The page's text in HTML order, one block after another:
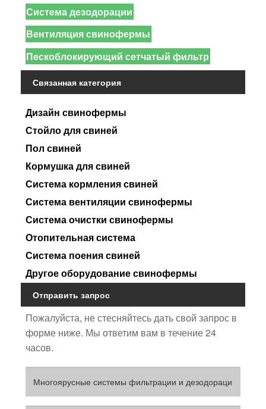
Система дезодорации
Вентиляция свинофермы
Пескоблокирующий сетчатый фильтр
Связанная категория
Дизайн свинофермы
Стойло для свиней
Пол свиней
Кормушка для свиней
Система кормления свиней
Система вентиляции свинофермы
Система очистки свинофермы
Отопительная система
Система поения свиней
Другое оборудование свинофермы
Отправить запрос
Пожалуйста, не стесняйтесь дать свой запрос в
форме ниже. Мы ответим вам в течение 24
часов.